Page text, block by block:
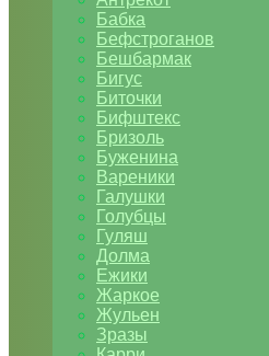
Бабка
Бефстроганов
Бешбармак
Бигус
Биточки
Бифштекс
Бризоль
Буженина
Вареники
Галушки
Голубцы
Гуляш
Долма
Ежики
Жаркое
Жульен
Зразы